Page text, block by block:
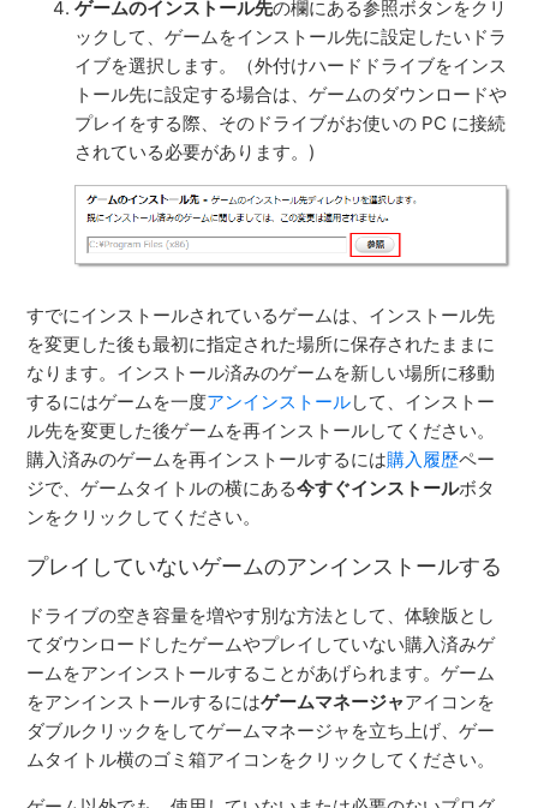
ゲームのインストール先の欄にある参照ボタンをクリ
ックして、ゲームをインストール先に設定したいドラ
イブを選択します。（外付けハードドライブをインス
トール先に設定する場合は、ゲームのダウンロードや
プレイをする際、そのドライブがお使いの PC に接続
されている必要があります。)
すでにインストールされているゲームは、インストール先
を変更した後も最初に指定された場所に保存されたままに
なります。インストール済みのゲームを新しい場所に移動
するにはゲームを一度アンインストールして、インストー
ル先を変更した後ゲームを再インストールしてください。
購入済みのゲームを再インストールするには購入履歴ペー
ジで、ゲームタイトルの横にある今すぐインストールボタ
ンをクリックしてください。
プレイしていないゲームのアンインストールする
ドライブの空き容量を増やす別な方法として、体験版とし
てダウンロードしたゲームやプレイしていない購入済みゲ
ームをアンインストールすることがあげられます。ゲーム
をアンインストールするにはゲームマネージャアイコンを
ダブルクリックをしてゲームマネージャを立ち上げ、ゲー
ムタイトル横のゴミ箱アイコンをクリックしてください。